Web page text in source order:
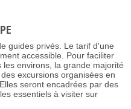
guides privés. Le tarif d'une
accessible. Pour faciliter
environs, la grande majorité
excursions organisées en
seront encadrées par des
essentiels à visiter sur